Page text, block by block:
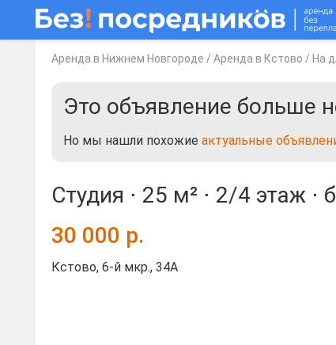
Аренда в Нижнем Новгороде / Аренда в Кстово / На
Это объявление больше
Но мы нашли похожие актуальные
Студия ⋅ 25 м² ⋅ 2/4 этаж ⋅
30 000 р.
Кстово, 6-й мкр., 34А